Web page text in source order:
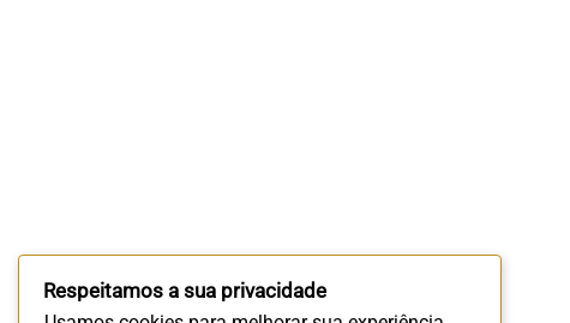
Respeitamos a sua privacidade